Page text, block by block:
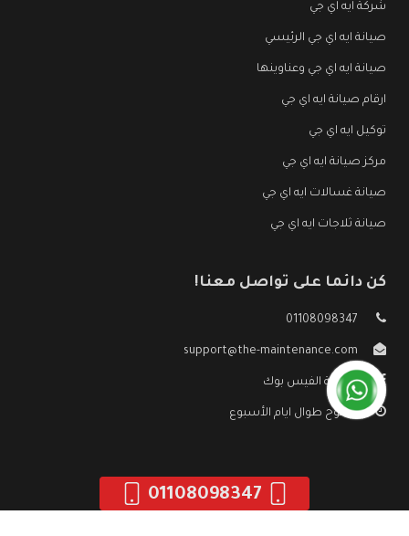
شركة ايه اي جي
صيانة ايه اي جي الرئيسي
صيانة ايه اي جي وعناوينها
ارقام صيانة ايه اي جي
توكيل ايه اي جي
مركز صيانة ايه اي جي
صيانة غسالات ايه اي جي
صيانة ثلاجات ايه اي جي
كن دائما على تواصل معنا!
01108098347
support@the-maintenance.com
صفحة الفيس بوك
مفتوح طوال ايام الأسبوع
01108098347